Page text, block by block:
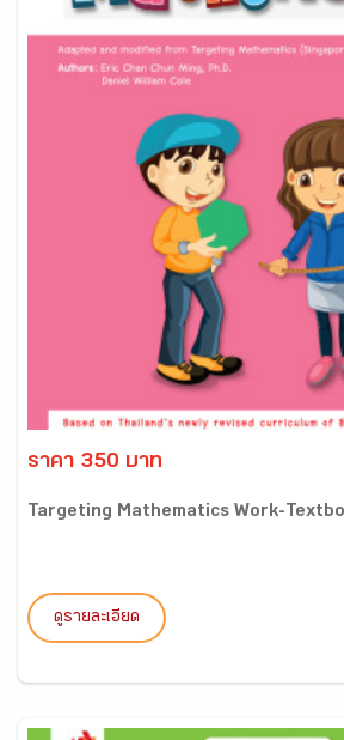
ราคา 350 บาท
Targeting Mathematics Work-
ดูรายละเอียด